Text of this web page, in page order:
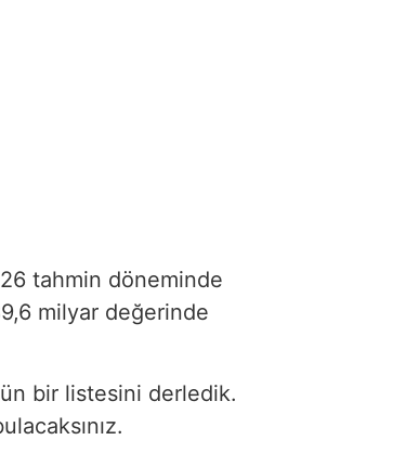
tahmin döneminde
milyar değerinde
bir listesini derledik.